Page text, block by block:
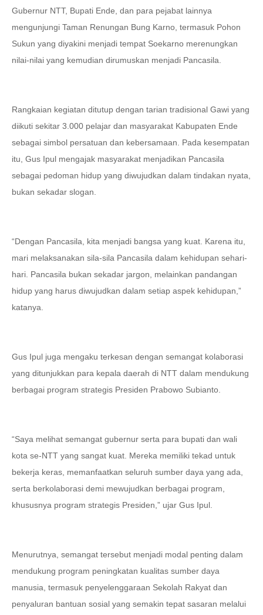
Gubernur NTT, Bupati Ende, dan para pejabat lainnya
mengunjungi Taman Renungan Bung Karno, termasuk Pohon
Sukun yang diyakini menjadi tempat Soekarno merenungkan
nilai-nilai yang kemudian dirumuskan menjadi Pancasila.
Rangkaian kegiatan ditutup dengan tarian tradisional Gawi yang
diikuti sekitar 3.000 pelajar dan masyarakat Kabupaten Ende
sebagai simbol persatuan dan kebersamaan. Pada kesempatan
itu, Gus Ipul mengajak masyarakat menjadikan Pancasila
sebagai pedoman hidup yang diwujudkan dalam tindakan nyata,
bukan sekadar slogan.
“Dengan Pancasila, kita menjadi bangsa yang kuat. Karena itu,
mari melaksanakan sila-sila Pancasila dalam kehidupan sehari-
hari. Pancasila bukan sekadar jargon, melainkan pandangan
hidup yang harus diwujudkan dalam setiap aspek kehidupan,”
katanya.
Gus Ipul juga mengaku terkesan dengan semangat kolaborasi
yang ditunjukkan para kepala daerah di NTT dalam mendukung
berbagai program strategis Presiden Prabowo Subianto.
“Saya melihat semangat gubernur serta para bupati dan wali
kota se-NTT yang sangat kuat. Mereka memiliki tekad untuk
bekerja keras, memanfaatkan seluruh sumber daya yang ada,
serta berkolaborasi demi mewujudkan berbagai program,
khususnya program strategis Presiden,” ujar Gus Ipul.
Menurutnya, semangat tersebut menjadi modal penting dalam
mendukung program peningkatan kualitas sumber daya
manusia, termasuk penyelenggaraan Sekolah Rakyat dan
penyaluran bantuan sosial yang semakin tepat sasaran melalui